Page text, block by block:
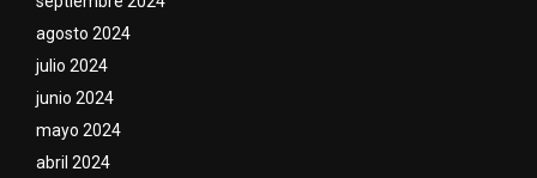
agosto 2024
julio 2024
junio 2024
mayo 2024
abril 2024